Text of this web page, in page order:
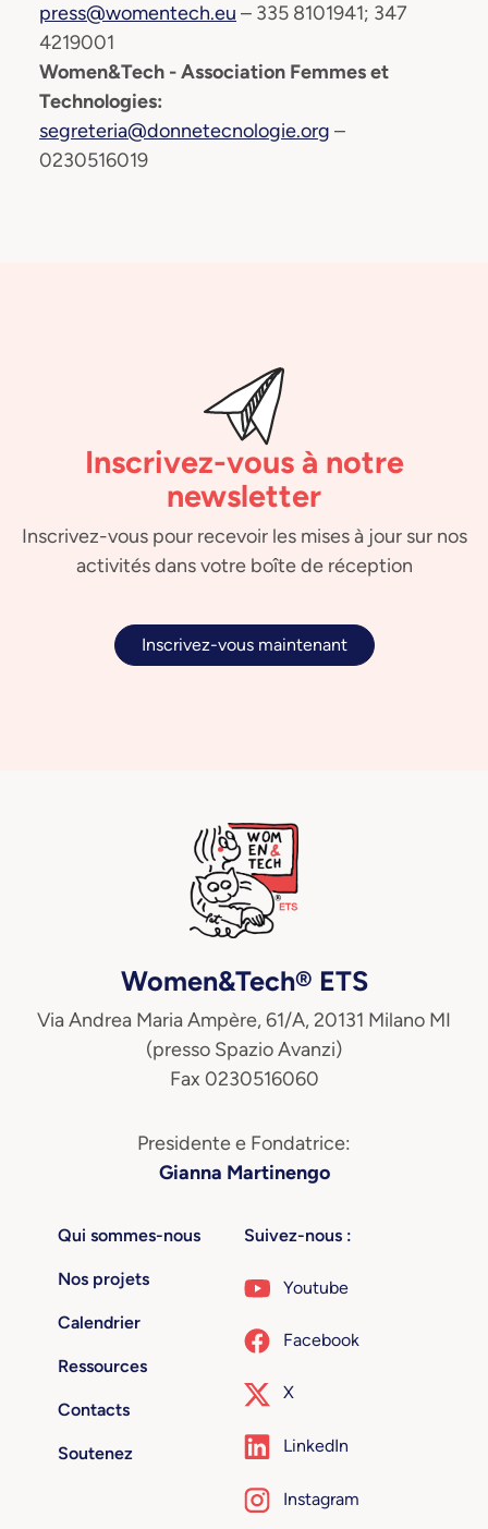
press@womentech.eu – 335 8101941; 347
4219001
Women&Tech - Association Femmes et
Technologies:
segreteria@donnetecnologie.org –
0230516019
Inscrivez-vous à notre
newsletter
Inscrivez-vous pour recevoir les mises à jour sur nos
activités dans votre boîte de réception
Inscrivez-vous maintenant
Women&Tech® ETS
Via Andrea Maria Ampère, 61/A, 20131 Milano MI
(presso Spazio Avanzi)
Fax 0230516060
Presidente e Fondatrice:
Gianna Martinengo
Qui sommes-nous
Nos projets
Calendrier
Ressources
Contacts
Soutenez
Suivez-nous :
Youtube
Facebook
X
LinkedIn
Instagram